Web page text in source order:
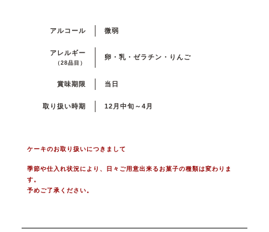
アルコール 微弱
アレルギー
（28品目）
卵・乳・ゼラチン・りんご
賞味期限 当日
取り扱い時期 12月中旬～4月
ケーキのお取り扱いにつきまして
季節や仕入れ状況により、日々ご用意出来るお菓子の種類は変わりま
す。
予めご了承ください。